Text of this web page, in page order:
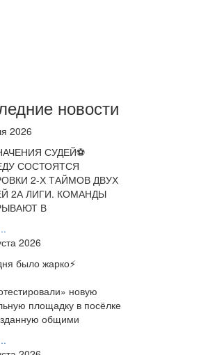
новости
2026
СУДЕЙ⚽
СОСТОЯТСЯ
2-Х ТАЙМОВ ДВУХ
2А ЛИГИ. КОМАНДЫ
В
2026
было жарко⚡️
новую
площадку в посёлке
общими